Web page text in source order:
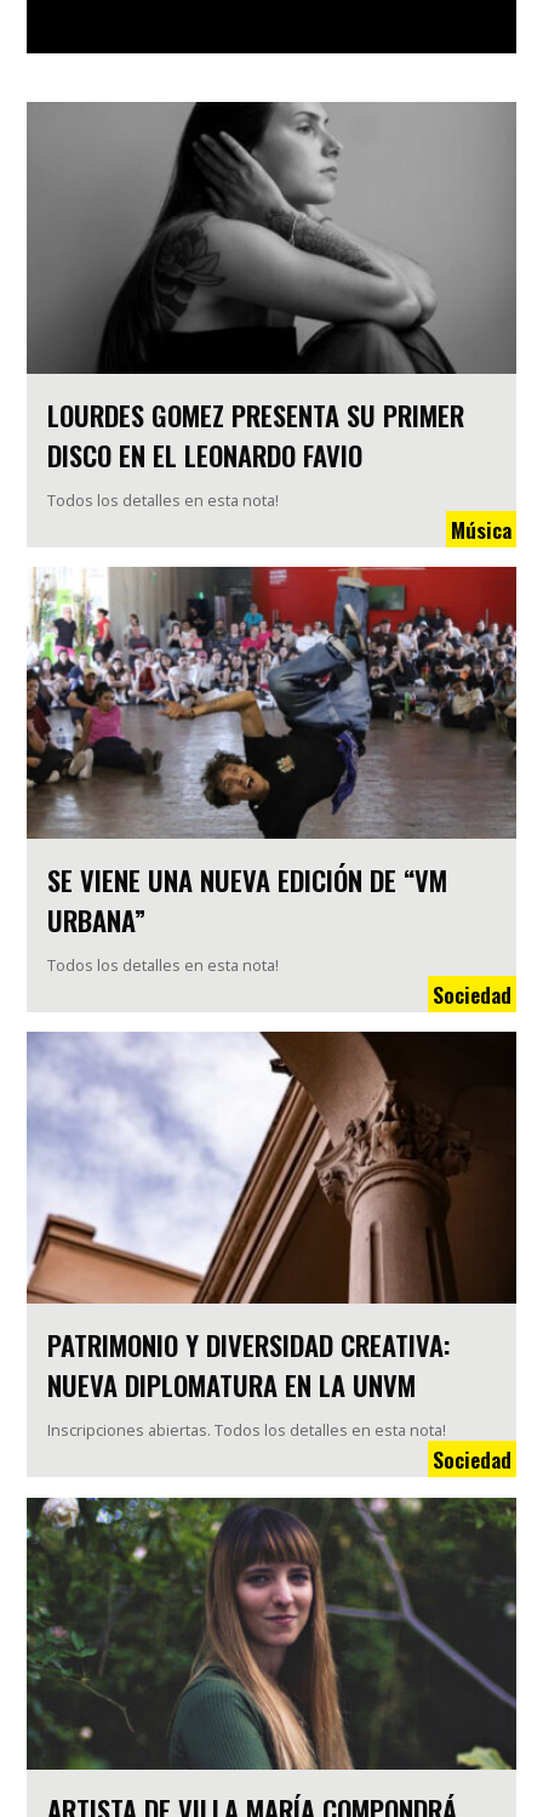
LOURDES GOMEZ PRESENTA SU PRIMER
DISCO EN EL LEONARDO FAVIO
Todos los detalles en esta nota!
Música
SE VIENE UNA NUEVA EDICIÓN DE “VM
URBANA”
Todos los detalles en esta nota!
Sociedad
PATRIMONIO Y DIVERSIDAD CREATIVA:
NUEVA DIPLOMATURA EN LA UNVM
Inscripciones abiertas. Todos los detalles en esta nota!
Sociedad
ARTISTA DE VILLA MARÍA COMPONDRÁ